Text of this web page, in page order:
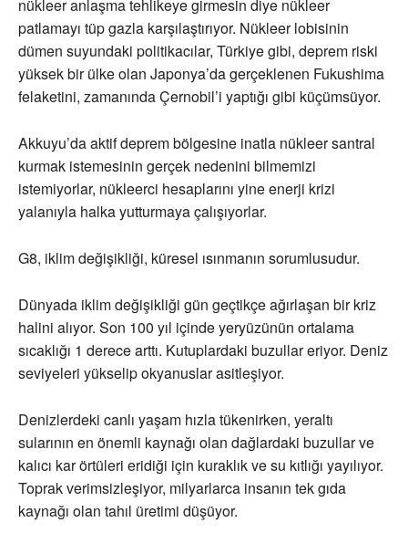
nükleer anlaşma tehlikeye girmesin diye nükleer
patlamayı tüp gazla karşılaştırıyor. Nükleer lobisinin
dümen suyundaki politikacılar, Türkiye gibi, deprem riski
yüksek bir ülke olan Japonya’da gerçeklenen Fukushima
felaketini, zamanında Çernobil’i yaptığı gibi küçümsüyor.
Akkuyu’da aktif deprem bölgesine inatla nükleer santral
kurmak istemesinin gerçek nedenini bilmemizi
istemiyorlar, nükleerci hesaplarını yine enerji krizi
yalanıyla halka yutturmaya çalışıyorlar.
G8, iklim değişikliği, küresel ısınmanın sorumlusudur.
Dünyada iklim değişikliği gün geçtikçe ağırlaşan bir kriz
halini alıyor. Son 100 yıl içinde yeryüzünün ortalama
sıcaklığı 1 derece arttı. Kutuplardaki buzullar eriyor. Deniz
seviyeleri yükselip okyanuslar asitleşiyor.
Denizlerdeki canlı yaşam hızla tükenirken, yeraltı
sularının en önemli kaynağı olan dağlardaki buzullar ve
kalıcı kar örtüleri eridiği için kuraklık ve su kıtlığı yayılıyor.
Toprak verimsizleşiyor, milyarlarca insanın tek gıda
kaynağı olan tahıl üretimi düşüyor.